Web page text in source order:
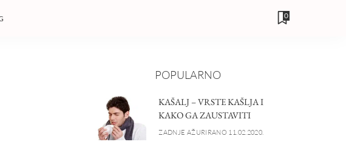
0
POPULARNO
KAŠALJ – VRSTE KAŠLJA I
KAKO GA ZAUSTAVITI
ZADNJE AŽURIRANO 11.02.2020.